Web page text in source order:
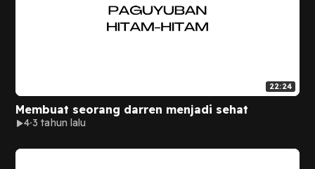
22:24
Membuat seorang darren menjadi sehat
4 3 tahun lalu